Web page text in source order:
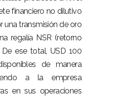
financiero no dilutivo
una transmisión de oro
regalía NSR (retorno
ese total, USD 100
de manera
a la empresa
en sus operaciones